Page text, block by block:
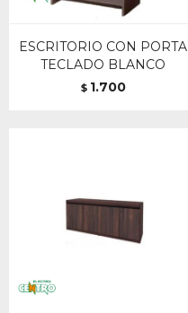
ESCRITORIO CON PORTA
TECLADO BLANCO
$ 1.700